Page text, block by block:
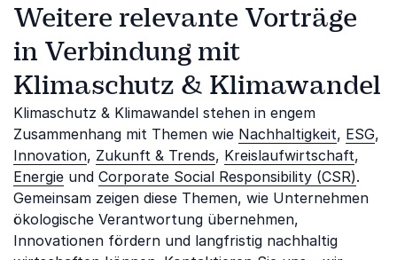
Weitere relevante Vorträge
in Verbindung mit
Klimaschutz & Klimawandel
Klimaschutz & Klimawandel stehen in engem
Zusammenhang mit Themen wie Nachhaltigkeit, ESG,
Innovation, Zukunft & Trends, Kreislaufwirtschaft,
Energie und Corporate Social Responsibility (CSR).
Gemeinsam zeigen diese Themen, wie Unternehmen
ökologische Verantwortung übernehmen,
Innovationen fördern und langfristig nachhaltig